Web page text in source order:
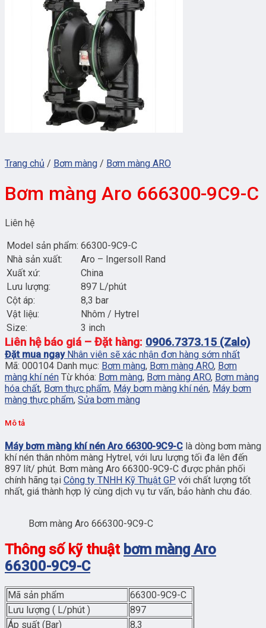
Trang chủ / Bơm màng / Bơm màng ARO
Bơm màng Aro 666300-9C9-C
Liên hệ
Model sản phẩm: 66300-9C9-C
Nhà sản xuất:
Aro – Ingersoll Rand
Xuất xứ:
China
Lưu lượng:
897 L/phút
Cột áp:
8,3 bar
Vật liệu:
Nhôm / Hytrel
Size:
3 inch
Liên hệ báo giá – Đặt hàng: 0906.7373.15 (Zalo)
Đặt mua ngay Nhân viên sẽ xác nhận đơn hàng sớm nhất
Mã: 000104 Danh mục: Bơm màng, Bơm màng ARO, Bơm
màng khí nén Từ khóa: Bơm màng, Bơm màng ARO, Bơm màng
hóa chất, Bơm thực phẩm, Máy bơm màng khí nén, Máy bơm
màng thực phẩm, Sửa bơm màng
Mô tả
Máy bơm màng khí nén Aro 66300-9C9-C là dòng bơm màng
khí nén thân nhôm màng Hytrel, với lưu lượng tối đa lên đến
897 lít/ phút. Bơm màng Aro 66300-9C9-C được phân phối
chính hãng tại Công ty TNHH Kỹ Thuật GP với chất lượng tốt
nhất, giá thành hợp lý cùng dịch vụ tư vấn, bảo hành chu đáo.
Bơm màng Aro 666300-9C9-C
Thông số kỹ thuật bơm màng Aro
66300-9C9-C
Mã sản phẩm
66300-9C9-C
Lưu lượng ( L/phút )
897
Áp suất (Bar)
8,3